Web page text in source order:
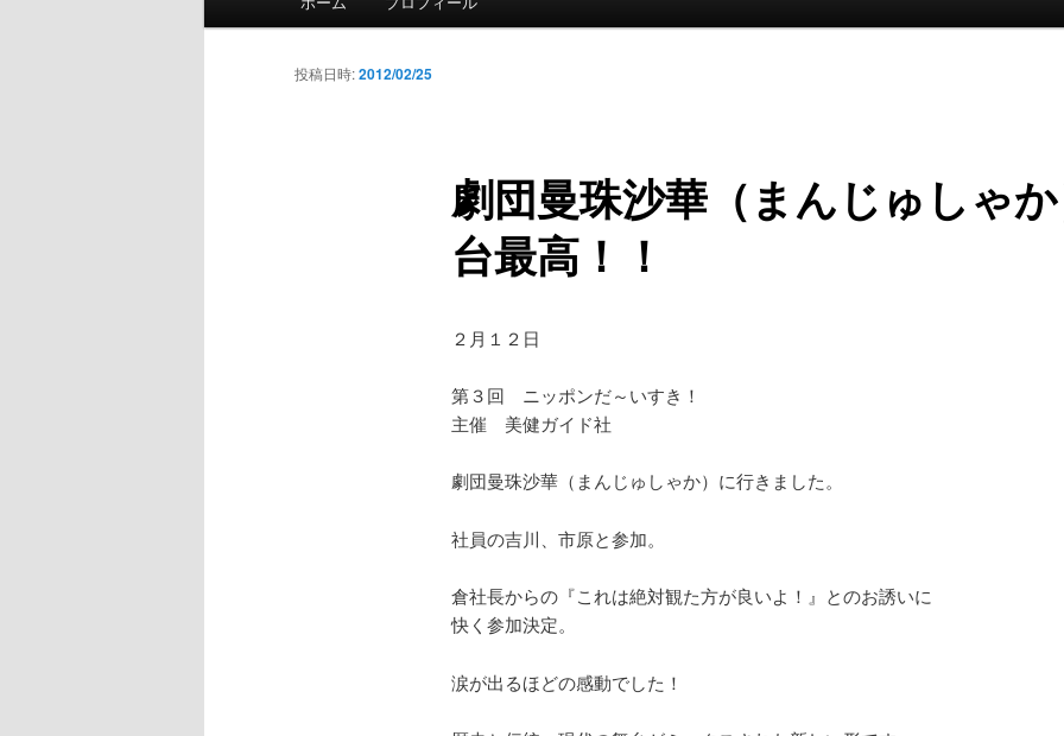
劇団曼珠沙華（まんじゅしゃ
台最高！！
投稿日時:2012/02/25
２月１２日
第３回 ニッポンだ～いすき！
主催 美健ガイド社
劇団曼珠沙華（まんじゅしゃか）に行きました。
社員の吉川、市原と参加。
倉社長からの『これは絶対観た方が良いよ！』とのお誘いに
快く参加決定。
涙が出るほどの感動でした！